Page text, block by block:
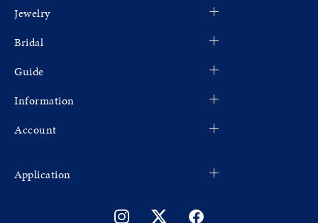
Jewelry
Bridal
Guide
Information
Account
Application